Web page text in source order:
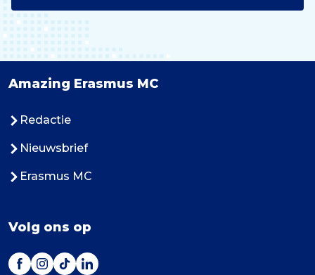
Amazing Erasmus MC
Redactie
Nieuwsbrief
Erasmus MC
Volg ons op